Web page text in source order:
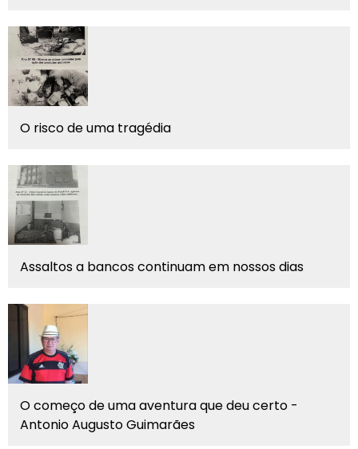
O risco de uma tragédia
Assaltos a bancos continuam em nossos dias
O começo de uma aventura que deu certo -
Antonio Augusto Guimarães